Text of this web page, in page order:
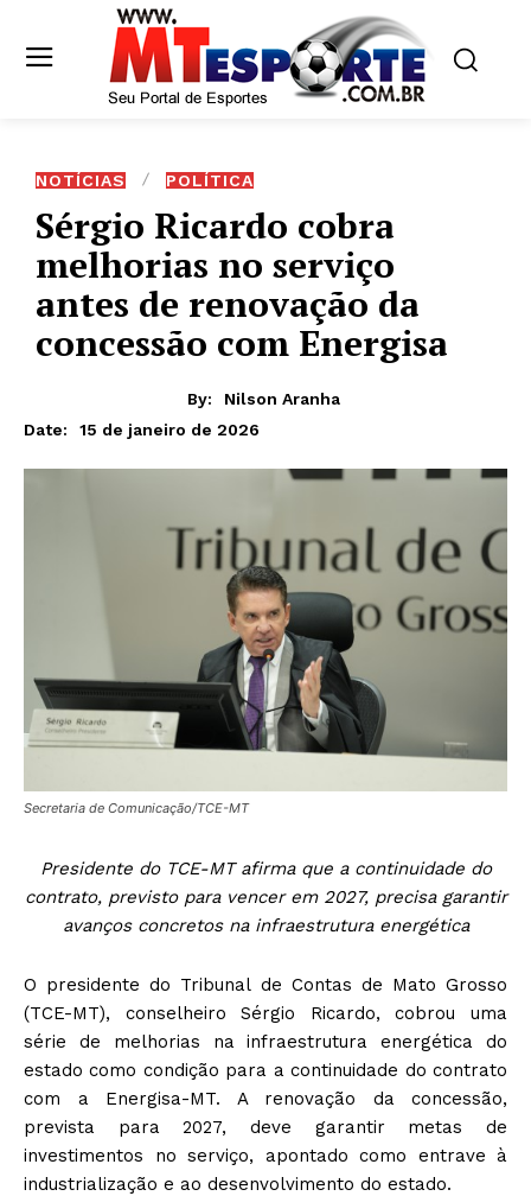
NOTÍCIAS POLÍTICA
Sérgio Ricardo cobra
melhorias no serviço
antes de renovação da
concessão com Energisa
By:
Nilson Aranha
Date:
15 de janeiro de 2026
Secretaria de Comunicação/TCE-MT
Presidente do TCE-MT afirma que a continuidade do
contrato, previsto para vencer em 2027, precisa garantir
avanços concretos na infraestrutura energética
O presidente do Tribunal de Contas de Mato Grosso
(TCE-MT), conselheiro Sérgio Ricardo, cobrou uma
série de melhorias na infraestrutura energética do
estado como condição para a continuidade do contrato
com a Energisa-MT. A renovação da concessão,
prevista para 2027, deve garantir metas de
investimentos no serviço, apontado como entrave à
industrialização e ao desenvolvimento do estado.